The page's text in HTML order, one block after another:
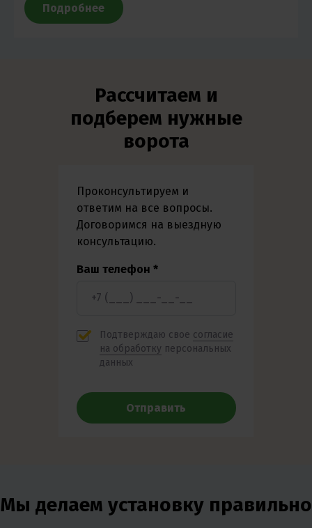
Подробнее
Рассчитаем и
подберем нужные
ворота
Проконсультируем и
ответим на все вопросы.
Договоримся на выездную
консультацию.
Ваш телефон *
Подтверждаю свое согласие
на обработку персональных
данных​
Отправить
Мы делаем установку правильно